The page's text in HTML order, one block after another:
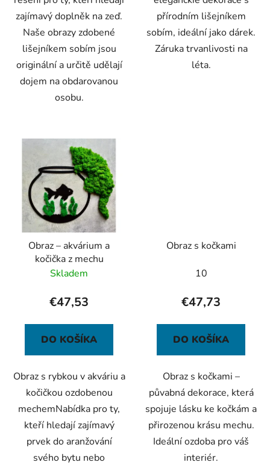
zajímavý doplněk na zeď.
Naše obrazy zdobené
lišejníkem sobím jsou
originální a určitě udělají
dojem na obdarovanou
osobu.
přírodním lišejníkem
sobím, ideální jako dárek.
Záruka trvanlivosti na
léta.
Obraz – akvárium a
kočička z mechu
Skladem
€47,53
DO KOŠÍKA
Obraz s rybkou v akváriu a
kočičkou ozdobenou
mechemNabídka pro ty,
kteří hledají zajímavý
prvek do aranžování
svého bytu nebo
Obraz s kočkami
10
€47,73
DO KOŠÍKA
Obraz s kočkami –
půvabná dekorace, která
spojuje lásku ke kočkám a
přirozenou krásu mechu.
Ideální ozdoba pro váš
interiér.